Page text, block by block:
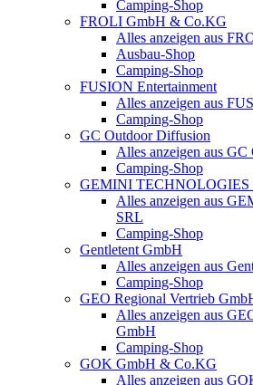
Camping-Shop
FROLI GmbH & Co.KG
Alles anzeigen aus
Ausbau-Shop
Camping-Shop
FUSION Entertainment
Alles anzeigen aus
Camping-Shop
GC Outdoor Diffusion
Alles anzeigen aus
Camping-Shop
GEMINI TECHNOLOGIES
Alles anzeigen aus
SRL
Camping-Shop
Gentletent GmbH
Alles anzeigen aus
Camping-Shop
GEO Regional Vertrieb
Alles anzeigen aus
GmbH
Camping-Shop
GOK GmbH & Co.KG
Alles anzeigen aus